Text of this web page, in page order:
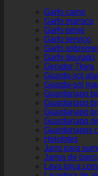
Garfo carne
Garfo marisco
Garfo peixe
Garfo serviço
Garfo
Garfo dourado
Gerador 7kwa
Guarda-sol
Guarda-sol
Guardanapo
Guardanapo
Guardanapo
Guardanapo
Guardanapos
Holofotes
Jarro para
Jarros de barro
Lava loiça